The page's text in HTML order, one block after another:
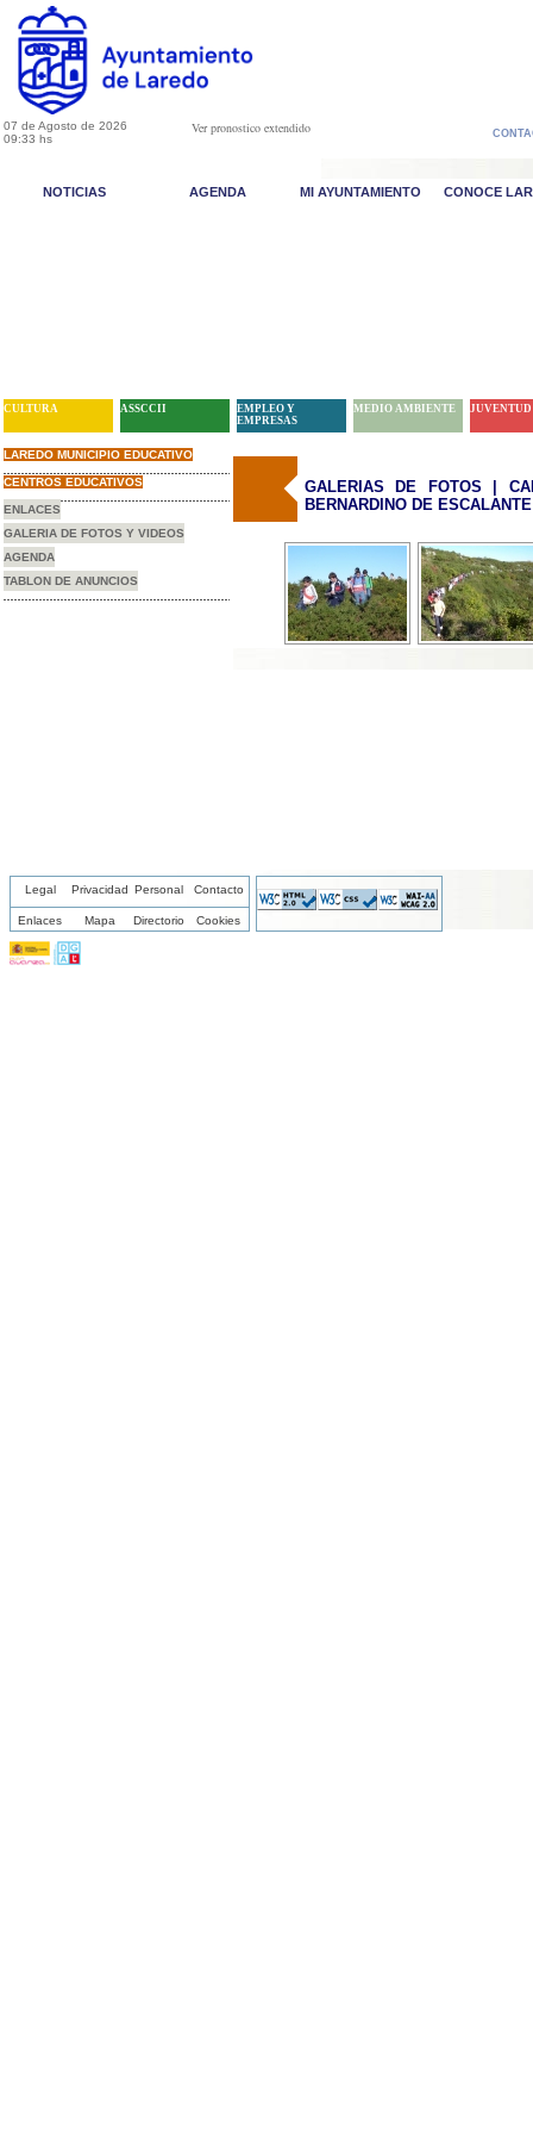
07 de Agosto de 2026
09:33 hs
Ver pronostico extendido
NOTICIAS AGENDA MI AYUNTAMIENTO CONOCE
CULTURA ASSCCII
EMPLEO Y
EMPRESAS
MEDIO AMBIENTE JUVENTUD
LAREDO MUNICIPIO EDUCATIVO
CENTROS EDUCATIVOS
ENLACES
GALERIA DE FOTOS Y VIDEOS
AGENDA
TABLON DE ANUNCIOS
GALERIAS DE FOTOS |
BERNARDINO DE ESCALANTE
Legal Privacidad Personal Contacto
Enlaces Mapa Directorio Cookies